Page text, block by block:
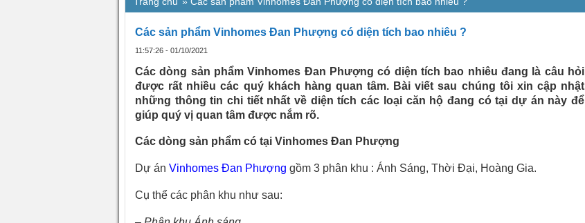
Các sản phẩm Vinhomes Đan Phượng có diện tích bao nhiêu ?
11:57:26 - 01/10/2021
Các dòng sản phẩm Vinhomes Đan Phượng có diện tích bao nhiêu đang là câu hỏi
được rất nhiều các quý khách hàng quan tâm. Bài viết sau chúng tôi xin cập nhật
những thông tin chi tiết nhất về diện tích các loại căn hộ đang có tại dự án này để
giúp quý vị quan tâm được nắm rõ.
Các dòng sản phẩm có tại Vinhomes Đan Phượng
Dự án Vinhomes Đan Phượng gồm 3 phân khu : Ánh Sáng, Thời Đại, Hoàng Gia.
Cụ thể các phân khu như sau: